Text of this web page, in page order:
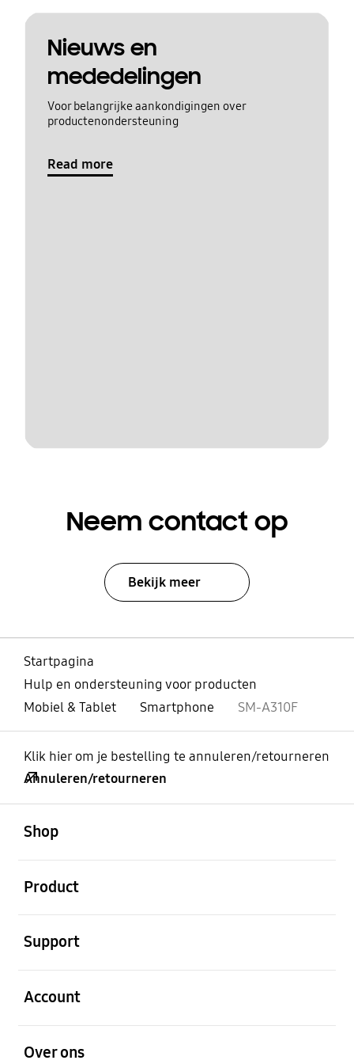
Nieuws en
mededelingen
Voor belangrijke aankondigingen over
productenondersteuning
Read more
Neem contact op
Bekijk meer
Startpagina
Hulp en ondersteuning voor producten
Mobiel & Tablet
Smartphone SM-A310F
Klik hier om je bestelling te annuleren/retourneren
Annuleren/retourneren
Shop
Product
Support
Account
Over ons